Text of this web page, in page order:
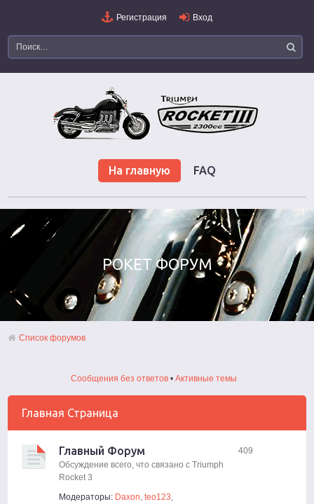
Регистрация Вход
На главную FAQ
РОКЕТ ФОРУМ
Список форумов
Сообщения без ответов• Активные темы
Главная Страница
Главный Форум
Обсуждение всего, что связано с Triumph
Rocket 3
Модераторы: Daxon,teo123,
409